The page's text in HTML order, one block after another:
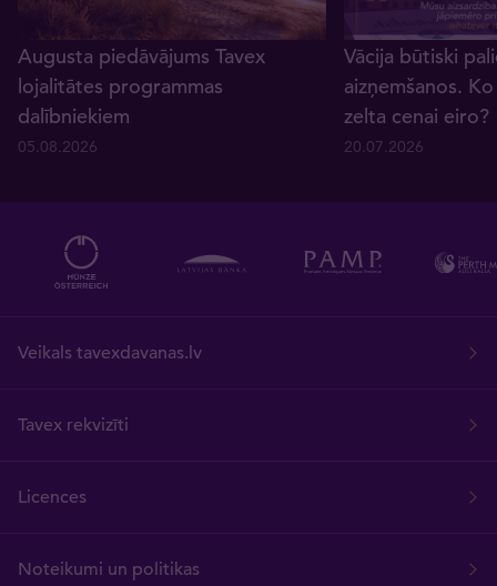
Augusta piedāvājums Tavex
lojalitātes programmas
dalībniekiem
05.08.2026
Vācija būtiski
aizņemšanos.
zelta cenai eiro?
20.07.2026
Veikals tavexdavanas.lv
Tavex rekvizīti
Licences
Noteikumi un politikas